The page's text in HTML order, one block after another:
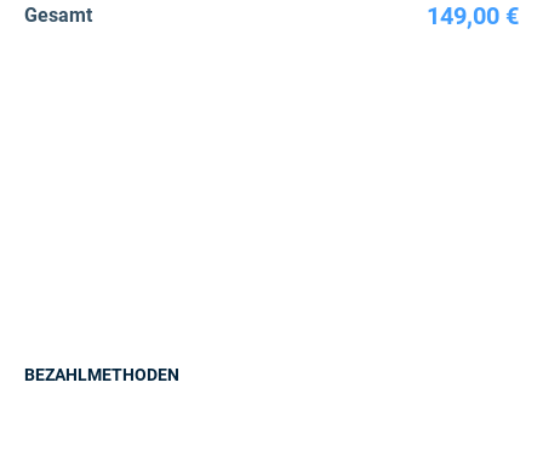
Gesamt 149,00 €
BEZAHLMETHODEN